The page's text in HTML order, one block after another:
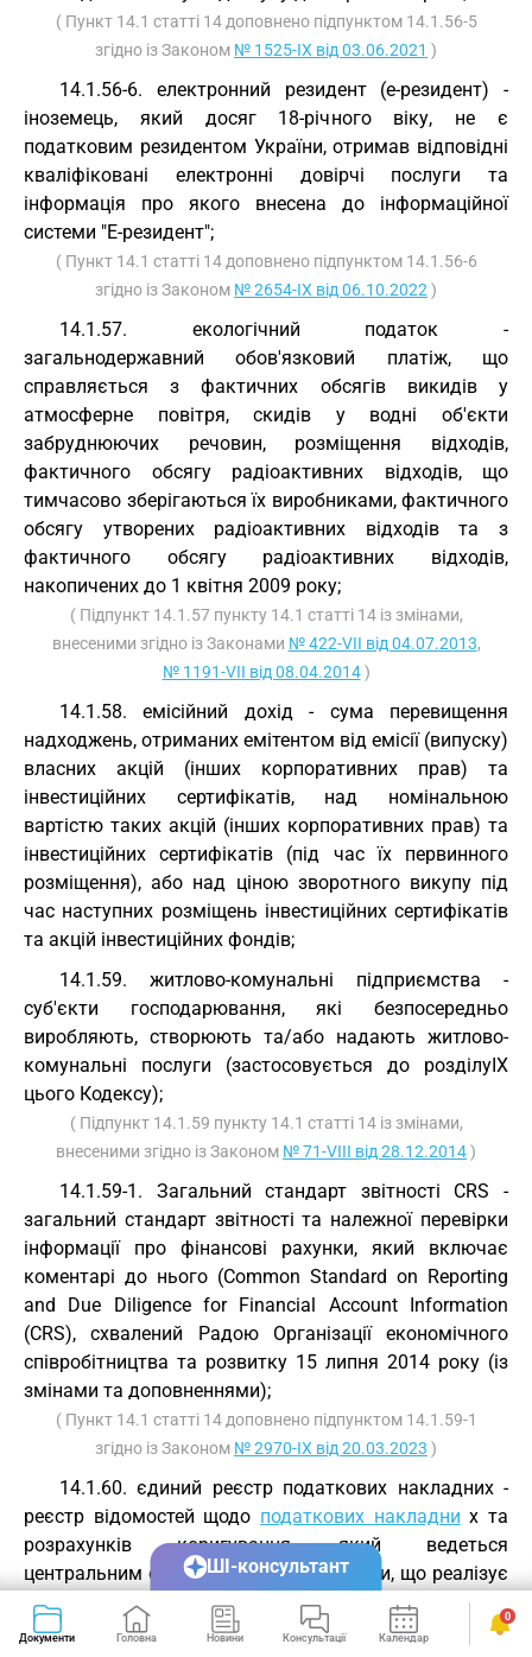
( Пункт 14.1 статті 14 доповнено підпунктом 14.1.56-5
згідно із Законом № 1525-IX від 03.06.2021 )
14.1.56-6. електронний резидент (е-резидент) -
іноземець, який досяг 18-річного віку, не є
податковим резидентом України, отримав відповідні
кваліфіковані електронні довірчі послуги та
інформація про якого внесена до інформаційної
системи "Е-резидент";
( Пункт 14.1 статті 14 доповнено підпунктом 14.1.56-6
згідно із Законом № 2654-IX від 06.10.2022 )
14.1.57. екологічний податок -
загальнодержавний обов'язковий платіж, що
справляється з фактичних обсягів викидів у
атмосферне повітря, скидів у водні об'єкти
забруднюючих речовин, розміщення відходів,
фактичного обсягу радіоактивних відходів, що
тимчасово зберігаються їх виробниками, фактичного
обсягу утворених радіоактивних відходів та з
фактичного обсягу радіоактивних відходів,
накопичених до 1 квітня 2009 року;
( Підпункт 14.1.57 пункту 14.1 статті 14 із змінами,
внесеними згідно із Законами № 422-VII від 04.07.2013,
№ 1191-VII від 08.04.2014)
14.1.58. емісійний дохід - сума перевищення
надходжень, отриманих емітентом від емісії (випуску)
власних акцій (інших корпоративних прав) та
інвестиційних сертифікатів, над номінальною
вартістю таких акцій (інших корпоративних прав) та
інвестиційних сертифікатів (під час їх первинного
розміщення), або над ціною зворотного викупу під
час наступних розміщень інвестиційних сертифікатів
та акцій інвестиційних фондів;
14.1.59. житлово-комунальні підприємства -
суб'єкти господарювання, які безпосередньо
виробляють, створюють та/або надають житлово-
комунальні послуги (застосовується до розділуIX
цього Кодексу);
( Підпункт 14.1.59 пункту 14.1 статті 14 із змінами,
внесеними згідно із Законом № 71-VIII від 28.12.2014)
14.1.59-1. Загальний стандарт звітності CRS -
загальний стандарт звітності та належної перевірки
інформації про фінансові рахунки, який включає
коментарі до нього (Common Standard on Reporting
and Due Diligence for Financial Account Information
(CRS), схвалений Радою Організації економічного
співробітництва та розвитку 15 липня 2014 року (із
змінами та доповненнями);
( Пункт 14.1 статті 14 доповнено підпунктом 14.1.59-1
згідно із Законом № 2970-IX від 20.03.2023 )
14.1.60. єдиний реєстр податкових накладних -
реєстр відомостей щодо податкових накладни х та
розрахунків коригування, який ведеться
центральним органом виконавчої влади, що реалізує
державну податкову політику, в електронному
вигляді згідно з наданими платниками податку на
Документи Головна Новини Консультації Календар Сервіси
0
ШІ-консультант